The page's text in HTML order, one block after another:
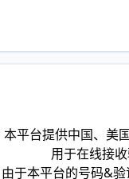
本平台提供中国、美
用于在线接
由于本平台的号码&